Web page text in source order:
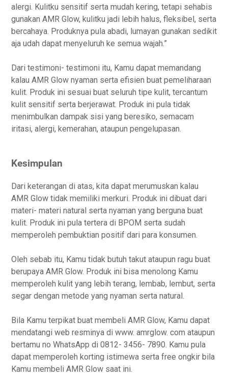
alergi. Kulitku sensitif serta mudah kering, tetapi sehabis
gunakan AMR Glow, kulitku jadi lebih halus, fleksibel, serta
bercahaya. Produknya pula abadi, lumayan gunakan sedikit
aja udah dapat menyeluruh ke semua wajah.”
Dari testimoni- testimoni itu, Kamu dapat memandang
kalau AMR Glow nyaman serta efisien buat pemeliharaan
kulit. Produk ini sesuai buat seluruh tipe kulit, tercantum
kulit sensitif serta berjerawat. Produk ini pula tidak
menimbulkan dampak sisi yang beresiko, semacam
iritasi, alergi, kemerahan, ataupun pengelupasan.
Kesimpulan
Dari keterangan di atas, kita dapat merumuskan kalau
AMR Glow tidak memiliki merkuri. Produk ini dibuat dari
materi- materi natural serta nyaman yang berguna buat
kulit. Produk ini pula tertera di BPOM serta sudah
memperoleh pembuktian positif dari para konsumen.
Oleh sebab itu, Kamu tidak butuh takut ataupun ragu buat
berupaya AMR Glow. Produk ini bisa menolong Kamu
memperoleh kulit yang lebih terang, lembab, lembut, serta
segar dengan metode yang nyaman serta natural.
Bila Kamu terpikat buat membeli AMR Glow, Kamu dapat
mendatangi web resminya di www. amrglow. com ataupun
bertamu no WhatsApp di 0812- 3456- 7890. Kamu pula
dapat memperoleh korting istimewa serta free ongkir bila
Kamu membeli AMR Glow saat ini.